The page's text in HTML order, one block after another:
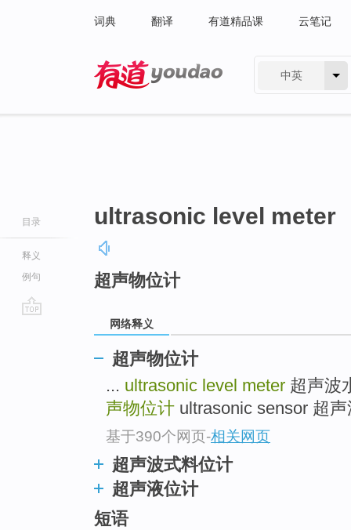
词典 翻译 有道精品课 云笔记
中英
目录
释义
例句
ultrasonic level meter
超声物位计
网络释义
超声物位计
... ultrasonic level meter 超声波
声物位计 ultrasonic sensor 超
基于390个网页-相关网页
超声波式料位计
超声液位计
短语